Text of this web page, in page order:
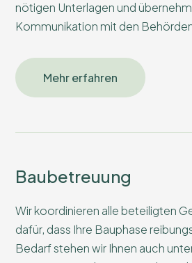
nötigen Unterlagen und
Kommunikation mit den
Mehr erfahren
Baubetreuung
Wir koordinieren alle beteiligten
dafür, dass Ihre Bauphase
Bedarf stehen wir Ihnen auch